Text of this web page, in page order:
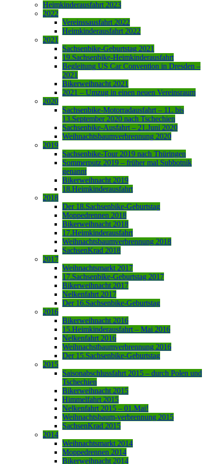
Heimkinderausfahrt 2023
2022
Vereinssausfahrt 2022
Heimkinderausfahrt 2022
2021
Sachsenbike-Geburtstag 2021
19.Sachsenbike-Heimkinderausfahrt
Begleitung US Car Convention in Dresden –
2021
Bikerweihnacht 2021
2021 – Umzug in einen neuen Vereinsraum
2020
Sachsenbike-Motorradausfahrt – 11. bis
13.September 2020 nach Tschechien
Sachsenbike-Ausfahrt – 21.Juni 2020
Weihnachtsbaumverbrennung 2020
2019
Sachsenbike-Tour 2019 nach Thüringen
Sommerputz 2019 – früher mal Subbotnik
genannt
Bikerweihnacht 2019
18.Heimkinderausfahrt
2018
Der 18.Sachsenbike-Geburtstag
Moppedrennen 2018
Bikerweihnacht 2018
17.Heimkinderausfahrt
Weihnachtsbaumverbrennung 2018
SachsenKrad 2018
2017
Weihnachtsmarkt 2017
17.Sachsenbike-Geburtstag 2017
Bikerweihnacht 2017
Nelkenfahrt 2017
Der 16.Sachsenbike-Geburtstag
2016
Bikerweihnacht 2016
15.Heimkinderausfahrt – Mai 2016
Nelkenfahrt 2016
Weihnachstbaumverbrennung 2016
Der 15.Sachsenbike-Geburtstag
2015
Saisonabschlussfahrt 2015 – durch Polen und
Tschechien
Bikerweihnacht 2015
Himmelfahrt 2015
Nelkenfahrt 2015 – 01.Mai!
Weihnachtsbaum-verbrennung 2015
SachsenKrad 2015
2014
Weihnachtsmarkt 2014
Moppedrennen 2014
Bikerweihnacht 2014